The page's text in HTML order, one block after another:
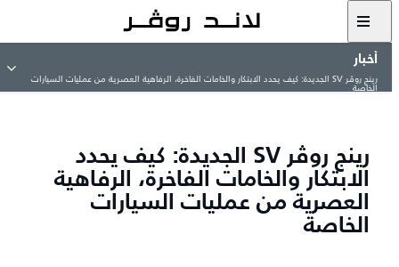
أخبار
رينج روڤر SV الجديدة: كيف يحدد الابتكار والخامات الفاخرة، الرفاهية العصرية من عمليات السيارات
الخاصة
رينج روڤر SV الجديدة: كيف يحدد
الابتكار والخامات الفاخرة، الرفاهية
العصرية من عمليات السيارات
الخاصة